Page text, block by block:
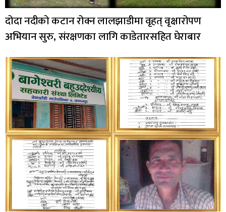
दोदा नदीको कटान रोक्न लालझाडीमा वृहत् वृक्षारोपण
अभियान सुरु, संरक्षणका लागि काडेतारसहित घेराबार